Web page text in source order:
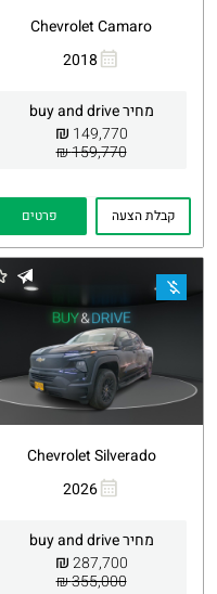
Chevrolet Camaro
2018
מחיר buy and drive
149,770
₪
159,770 ₪
Whatsapp
קבלת הצעה פרטים
Chevrolet Silverado
2026
מחיר buy and drive
287,700
₪
355,000 ₪
Whatsapp